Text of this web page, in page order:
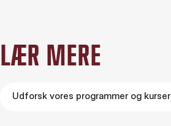
LÆR MERE
Udforsk vores programmer og kurser